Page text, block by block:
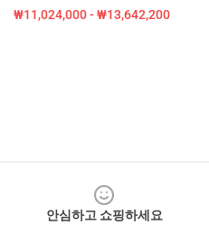
₩11,024,000 - ₩13,642,200
안심하고 쇼핑하세요